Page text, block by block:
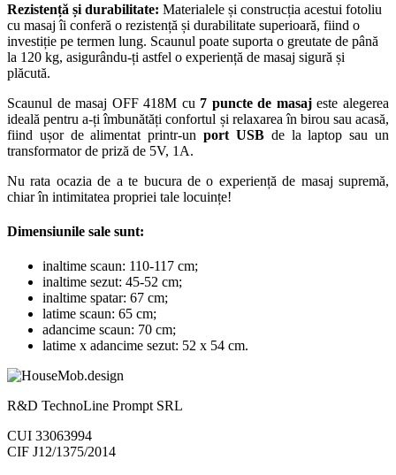
Rezistență și durabilitate: Materialele și construcția acestui fotoliu
cu masaj îi conferă o rezistență și durabilitate superioară, fiind o
investiție pe termen lung. Scaunul poate suporta o greutate de până
la 120 kg, asigurându-ți astfel o experiență de masaj sigură și
plăcută.
Scaunul de masaj OFF 418M cu 7 puncte de masajeste alegerea
ideală pentru a-ți îmbunătăți confortul și relaxarea în birou sau acasă,
fiind ușor de alimentat printr-unport USBde la laptop sau un
transformator de priză de 5V, 1A.
Nu rata ocazia de a te bucura de o experiență de masaj supremă,
chiar în intimitatea propriei tale locuințe!
Dimensiunile sale sunt:
inaltime scaun: 110-117 cm;
inaltime sezut: 45-52 cm;
inaltime spatar: 67 cm;
latime scaun: 65 cm;
adancime scaun: 70 cm;
latime x adancime sezut: 52 x 54 cm.
R&D TechnoLine Prompt SRL
CUI 33063994
CIF J12/1375/2014